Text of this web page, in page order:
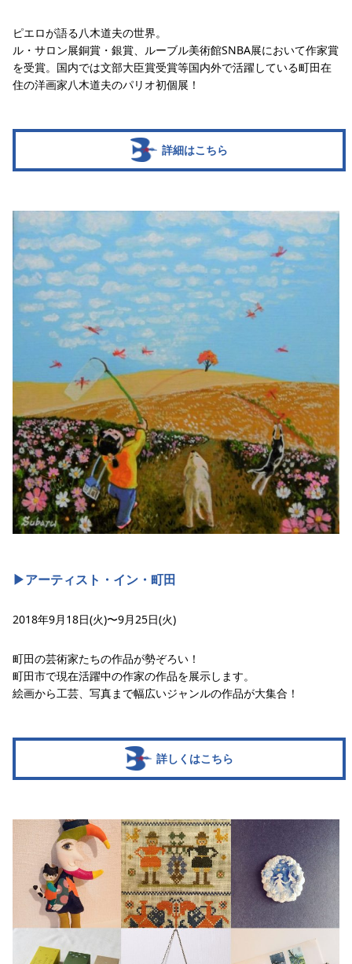
ピエロが語る八木道夫の世界。
ル・サロン展銅賞・銀賞、ルーブル美術館SNBA展において作家賞
を受賞。国内では文部大臣賞受賞等国内外で活躍している町田在
住の洋画家八木道夫のパリオ初個展！
詳細はこちら
▶︎アーティスト・イン・町田
2018年9月18日(火)〜9月25日(火)
町田の芸術家たちの作品が勢ぞろい！
町田市で現在活躍中の作家の作品を展示します。
絵画から工芸、写真まで幅広いジャンルの作品が大集合！
詳しくはこちら